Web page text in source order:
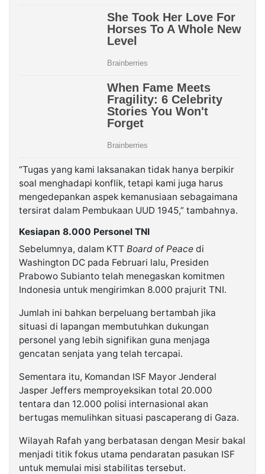
“Tugas yang kami laksanakan tidak hanya berpikir
soal menghadapi konflik, tetapi kami juga harus
mengedepankan aspek kemanusiaan sebagaimana
tersirat dalam Pembukaan UUD 1945,” tambahnya.
Kesiapan 8.000 Personel TNI
Sebelumnya, dalam KTT Board of Peace di
Washington DC pada Februari lalu, Presiden
Prabowo Subianto telah menegaskan komitmen
Indonesia untuk mengirimkan 8.000 prajurit TNI.
Jumlah ini bahkan berpeluang bertambah jika
situasi di lapangan membutuhkan dukungan
personel yang lebih signifikan guna menjaga
gencatan senjata yang telah tercapai.
Sementara itu, Komandan ISF Mayor Jenderal
Jasper Jeffers memproyeksikan total 20.000
tentara dan 12.000 polisi internasional akan
bertugas memulihkan situasi pascaperang di Gaza.
Wilayah Rafah yang berbatasan dengan Mesir bakal
menjadi titik fokus utama pendaratan pasukan ISF
untuk memulai misi stabilitas tersebut.